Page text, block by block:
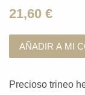
21,60 €
AÑADIR A MI
Precioso trineo